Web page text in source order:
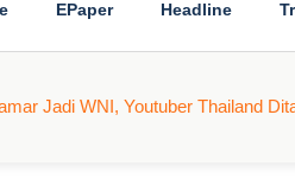
EPaper Headline
Jadi WNI, Youtuber Thailand